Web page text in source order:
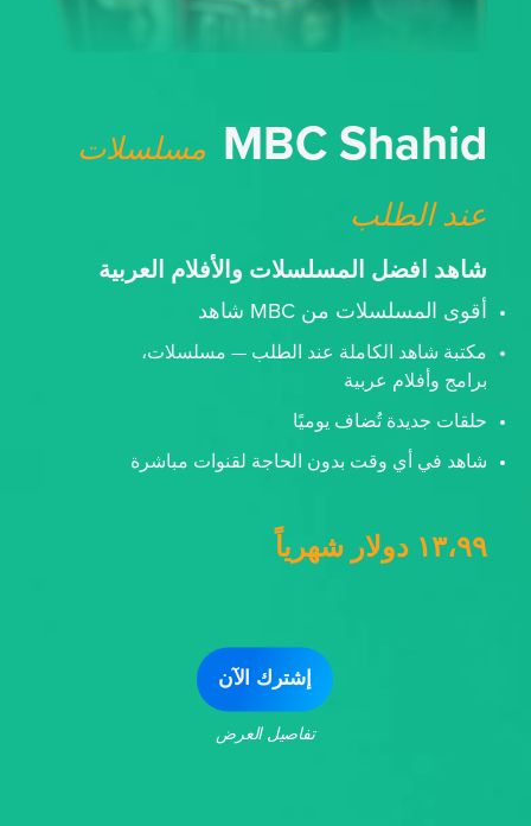
MBC Shahid مسلسلات
عند الطلب
شاهد افضل المسلسلات والأفلام العربية
أقوى المسلسلات من MBC شاهد
مكتبة شاهد الكاملة عند الطلب — مسلسلات،
برامج وأفلام عربية
حلقات جديدة تُضاف يوميًا
شاهد في أي وقت بدون الحاجة لقنوات مباشرة
١٣،٩٩ دولار شهرياً
إشترك الآن
تفاصيل العرض